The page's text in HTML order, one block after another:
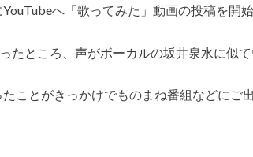
へ「歌ってみた」動画の投稿を開始
たところ、声がボーカルの坂井泉水に似て
ことがきっかけでものまね番組などにご